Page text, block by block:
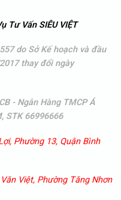
Tư Vấn SIÊU VIỆT
do Sở Kế hoạch và đầu
thay đổi ngày
- Ngân Hàng TMCP Á
STK 66996666
Phường 13, Quận Bình
Việt, Phường Tăng Nhơn